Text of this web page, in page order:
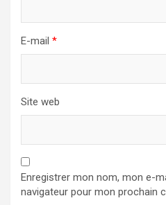
E-mail *
Site web
Enregistrer mon nom, mon e-
navigateur pour mon prochain